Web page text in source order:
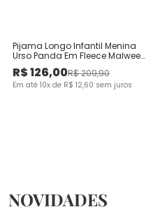
Pijama Longo Infantil Menina
Urso Panda Em Fleece Malwee
Kids
R$126,00R$209,90
Em até 10x de R$ 12,60 sem juros
NOVIDADES